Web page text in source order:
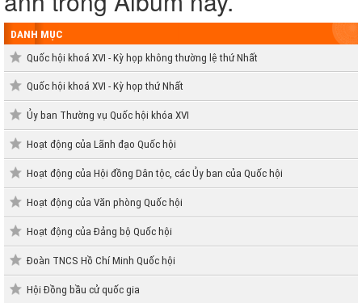
DANH MỤC
Quốc hội khoá XVI - Kỳ họp không thường lệ thứ Nhất
Quốc hội khoá XVI - Kỳ họp thứ Nhất
Ủy ban Thường vụ Quốc hội khóa XVI
Hoạt động của Lãnh đạo Quốc hội
Hoạt động của Hội đồng Dân tộc, các Ủy ban của Quốc hội
Hoạt động của Văn phòng Quốc hội
Hoạt động của Đảng bộ Quốc hội
Đoàn TNCS Hồ Chí Minh Quốc hội
Hội Đồng bầu cử quốc gia